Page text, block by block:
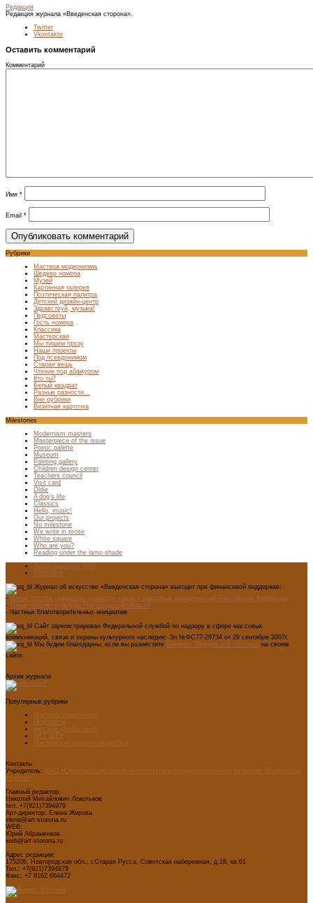
Редакция
Редакция журнала «Введенская сторона».
Twitter
Vkontakte
Оставить комментарий
Комментарий
Имя *
Email *
Рубрики
Мастера модернизма
Шедевр номера
Музей
Картинная галерея
Поэтическая палитра
Детский дизайн-центр
Здравствуй, музыка!
Педсоветы
Гость номера
Классика
Мастерская
Мы пишем прозу
Наши проекты
Под псевдонимом
Старая вещь
Чтение под абажуром
Кто ты?
Белый квадрат
Разные разности…
Вне рубрики
Визитная карточка
Milestones
Modernism masters
Masterpiece of the issue
Poetic palette
Museum
Painting gallery
Children design center
Teachers council
Visit card
Oldie
A dog’s life
Classics
Hello, music!
Our projects
No milestone
We write in prose
White square
Who are you?
Reading under the lamp shade
Лента новостей RSS
Vkontakte
Журнал об искусстве «Введенская сторона» выходит при финансовой поддержке:
- Министерства цифрового развития, связи и массовых коммуникаций Российской Федерации
- Министерство культуры Новгородской области
- Частных благотворительных инициатив
Сайт зарегистрирован Федеральной службой по надзору в сфере массовых
коммуникаций, связи и охраны культурного наследия: Эл №ФС77-29734 от 28 сентября 2007г.
Мы будем благодарны, если вы разместите баннеры "Введенской стороны" на своем
сайте.
Архив журнала
Популярные рубрики
Мастера модернизма
Педсоветы
Детский дизайн-центр
ART WEB
Мастерская главного редактора
Контакты
Учредитель: АНО «Старорусский Центр интеллектуально-художественного развития «Введенская
сторона»
Главный редактор:
Николай Михайлович Локотьков
тел. +7(921)7394979
Арт-директор: Елена Жирова
elena@art-storona.ru
WEB:
Юрий Абраменков
web@art-storona.ru
Адрес редакции:
175206, Новгородская обл., г.Старая Русса, Советская набережная, д.18, кв.61
Тел.: +7(921)7394979
Факс: +7 8162 664472